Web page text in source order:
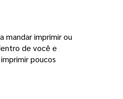
mandar imprimir ou
de você e
poucos